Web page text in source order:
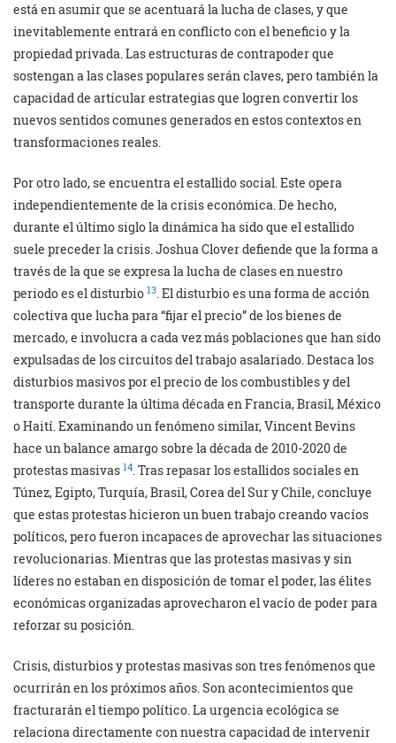
está en asumir que se acentuará la lucha de clases, y que
inevitablemente entrará en conflicto con el beneficio y la
propiedad privada. Las estructuras de contrapoder que
sostengan a las clases populares serán claves, pero también la
capacidad de articular estrategias que logren convertir los
nuevos sentidos comunes generados en estos contextos en
transformaciones reales.
Por otro lado, se encuentra el estallido social. Este opera
independientemente de la crisis económica. De hecho,
durante el último siglo la dinámica ha sido que el estallido
suele preceder la crisis. Joshua Clover defiende que la forma a
través de la que se expresa la lucha de clases en nuestro
periodo es el disturbio 13. El disturbio es una forma de acción
colectiva que lucha para “fijar el precio” de los bienes de
mercado, e involucra a cada vez más poblaciones que han sido
expulsadas de los circuitos del trabajo asalariado. Destaca los
disturbios masivos por el precio de los combustibles y del
transporte durante la última década en Francia, Brasil, México
o Haití. Examinando un fenómeno similar, Vincent Bevins
hace un balance amargo sobre la década de 2010-2020 de
protestas masivas 14. Tras repasar los estallidos sociales en
Túnez, Egipto, Turquía, Brasil, Corea del Sur y Chile, concluye
que estas protestas hicieron un buen trabajo creando vacíos
políticos, pero fueron incapaces de aprovechar las situaciones
revolucionarias. Mientras que las protestas masivas y sin
líderes no estaban en disposición de tomar el poder, las élites
económicas organizadas aprovecharon el vacío de poder para
reforzar su posición.
Crisis, disturbios y protestas masivas son tres fenómenos que
ocurrirán en los próximos años. Son acontecimientos que
fracturarán el tiempo político. La urgencia ecológica se
relaciona directamente con nuestra capacidad de intervenir